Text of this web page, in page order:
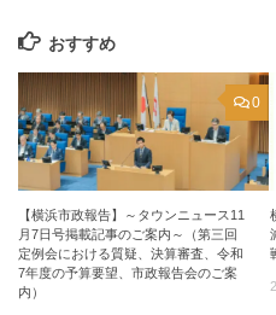
おすすめ
0
【横浜市政報告】～タウンニュース11
月7日号掲載記事のご案内～（第三回
定例会における質疑、決算審査、令和
7年度の予算要望、市政報告会のご案
内）